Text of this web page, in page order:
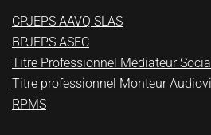
CPJEPS AAVQ SLAS
BPJEPS ASEC
Titre Professionnel Médiateur
Titre professionnel Monteur
RPMS